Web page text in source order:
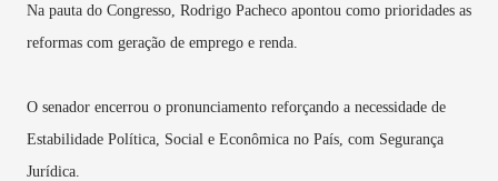
Na pauta do Congresso, Rodrigo Pacheco apontou como prioridades as
reformas com geração de emprego e renda.
O senador encerrou o pronunciamento reforçando a necessidade de
Estabilidade Política, Social e Econômica no País, com Segurança
Jurídica.